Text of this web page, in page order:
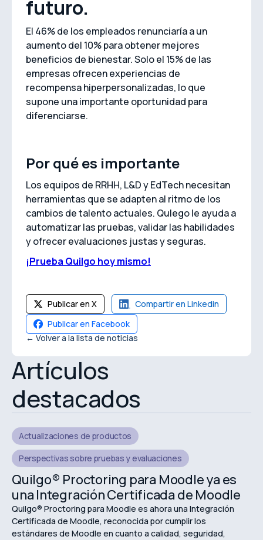
futuro.
El 46% de los empleados renunciaría a un
aumento del 10% para obtener mejores
beneficios de bienestar. Solo el 15% de las
empresas ofrecen experiencias de
recompensa hiperpersonalizadas, lo que
supone una importante oportunidad para
diferenciarse.
Por qué es importante
Los equipos de RRHH, L&D y EdTech necesitan
herramientas que se adapten al ritmo de los
cambios de talento actuales. Qulego le ayuda a
automatizar las pruebas, validar las habilidades
y ofrecer evaluaciones justas y seguras.
¡Prueba Quilgo hoy mismo!
Publicar en X
Compartir en Linkedin
Publicar en Facebook
← Volver a la lista de noticias
Artículos
destacados
Actualizaciones de productos
Perspectivas sobre pruebas y evaluaciones
Quilgo® Proctoring para Moodle ya es
una Integración Certificada de Moodle
Quilgo® Proctoring para Moodle es ahora una Integración
Certificada de Moodle, reconocida por cumplir los
estándares de Moodle en cuanto a calidad, seguridad,